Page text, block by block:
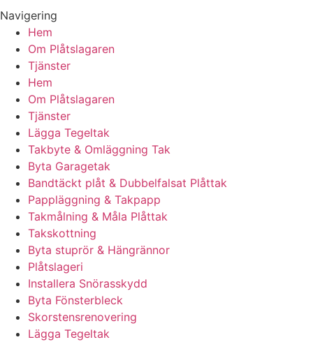
Navigering
Hem
Om Plåtslagaren
Tjänster
Hem
Om Plåtslagaren
Tjänster
Lägga Tegeltak
Takbyte & Omläggning Tak
Byta Garagetak
Bandtäckt plåt & Dubbelfalsat Plåttak
Pappläggning & Takpapp
Takmålning & Måla Plåttak
Takskottning
Byta stuprör & Hängrännor
Plåtslageri
Installera Snörasskydd
Byta Fönsterbleck
Skorstensrenovering
Lägga Tegeltak